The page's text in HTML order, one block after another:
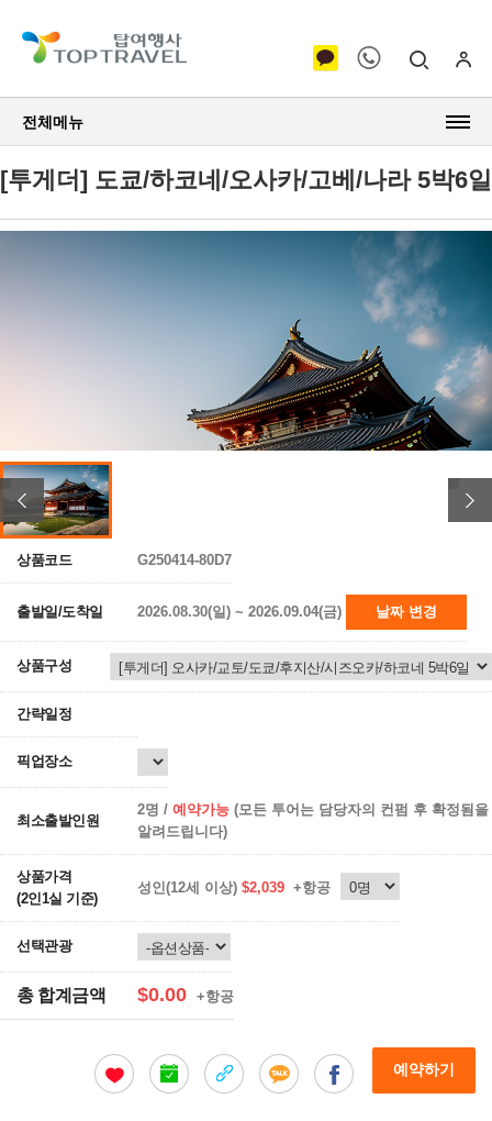
전체메뉴
[투게더] 도쿄/하코네/오사카/고베/나라 5박6일
상품코드 G250414-80D7
출발일/도착일 2026.08.30(일) ~ 2026.09.04(금) 날짜 변경
상품구성
간략일정
픽업장소
최소출발인원
2명 / 예약가능 (모든 투어는 담당자의 컨펌 후 확정됨을
알려드립니다)
상품가격
(2인1실 기준)
성인(12세 이상) $2,039 +항공
선택관광
총 합계금액 $0.00 +항공
예약하기